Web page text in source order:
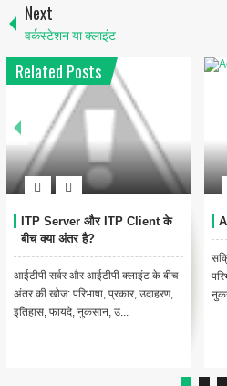
Next
वर्कस्टेशन या क्लाइंट
Related Posts
Resource Sharing : रिसोर्स
शेयरिंग
कंप्यूटर नेटवर्क में संसाधन साझाकरण का
परिचय [Introduction to Resource
Sharing in Computer Networks ...